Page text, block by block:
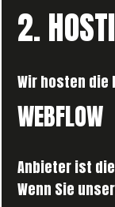
2.
Wir hosten die
WEBFLOW
Anbieter ist die
Wenn Sie